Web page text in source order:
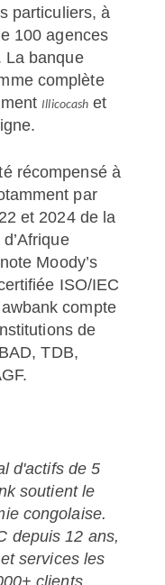
particuliers, à
100 agences
La banque
complète
Illicocash et
récompensé à
par
et 2024 de la
Moody’s
ISO/IEC
compte
de
TDB,
d'actifs de 5
soutient le
congolaise.
depuis 12 ans,
services les
clients